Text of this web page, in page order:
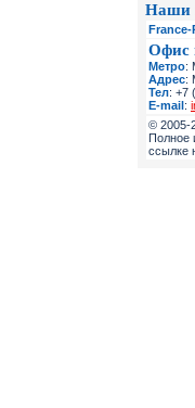
Наши
France-
Офис
Метро:
Адрес:
Тел: +7
E-mail:
© 2005-
Полное
ссылке